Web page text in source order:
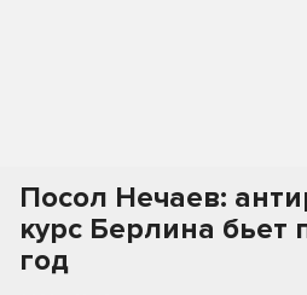
Посол Нечаев:
курс Берлина
год